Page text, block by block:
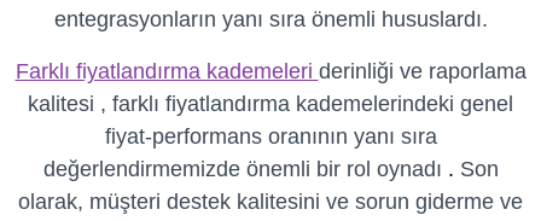
entegrasyonların yanı sıra önemli hususlardı.
Farklı fiyatlandırma kademeleri derinliği ve raporlama
kalitesi , farklı fiyatlandırma kademelerindeki genel
fiyat-performans oranının yanı sıra
değerlendirmemizde önemli bir rol oynadı . Son
olarak, müşteri destek kalitesini ve sorun giderme ve